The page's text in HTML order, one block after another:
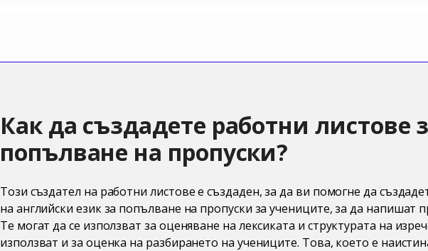
Как да създадете работни листове
попълване на пропуски?
Този създател на работни листове е създаден, за да ви помогне да
на английски език за попълване на пропуски за учениците, за да напишат
Те могат да се използват за оценяване на лексиката и структурата на
използват и за оценка на разбирането на учениците. Това, което е